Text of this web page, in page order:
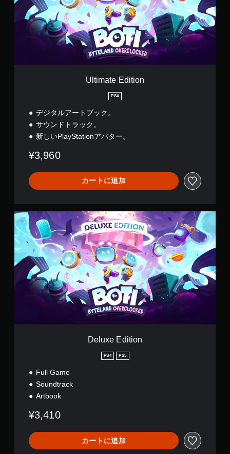
a
i
Ultimate Edition
PS4
デジタルアートブック。
サウンドトラック。
新しいPlayStationアバター。
¥3,960
カートに追加
D
e
l
u
x
e
n
Deluxe Edition
PS4 PS5
Full Game
Soundtrack
Artbook
¥3,410
カートに追加